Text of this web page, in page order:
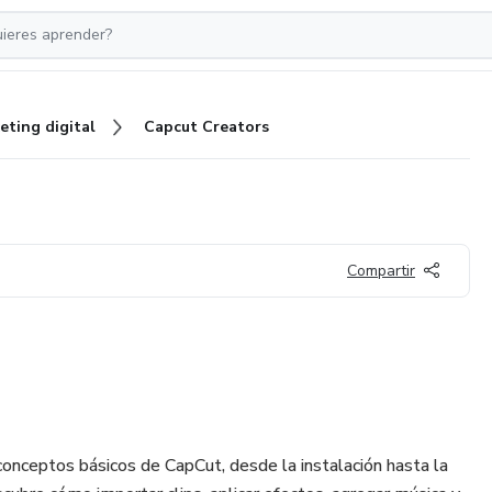
digital Capcut Creators
Compartir
básicos de CapCut, desde la instalación hasta la